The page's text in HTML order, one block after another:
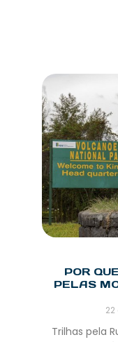
POR
PELAS
Trilhas pela